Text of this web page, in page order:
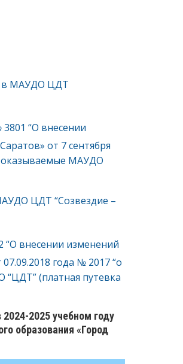
в МАУДО ЦДТ
“О внесении
от 7 сентября
оказываемые МАУДО
ЦДТ “Созвездие –
“О внесении изменений
года № 2017 “о
“ЦДТ” (платная путевка
2025 учебном году
образования «Город